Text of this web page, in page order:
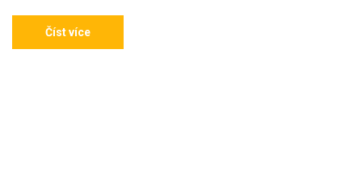
Číst více